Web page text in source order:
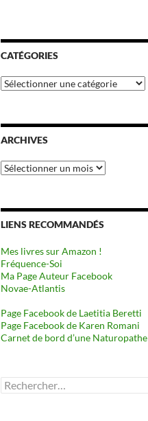
CATÉGORIES
Catégories
ARCHIVES
Archives
LIENS RECOMMANDÉS
Mes livres sur Amazon !
Fréquence-Soi
Ma Page Auteur Facebook
Novae-Atlantis
Page Facebook de Laetitia Beretti
Page Facebook de Karen Romani
Carnet de bord d’une Naturopathe
Rechercher :